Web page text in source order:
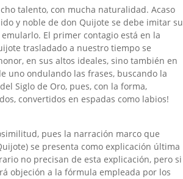
talento, con mucha naturalidad. Acaso
y noble de don Quijote se debe imitar su
El primer contagio está en la
trasladado a nuestro tiempo se
en sus altos ideales, sino también en
uno ondulando las frases, buscando la
Siglo de Oro, pues, con la forma,
convertidos en espadas como labios!
pues la narración marco que
se presenta como explicación última
no precisan de esta explicación, pero si
objeción a la fórmula empleada por los